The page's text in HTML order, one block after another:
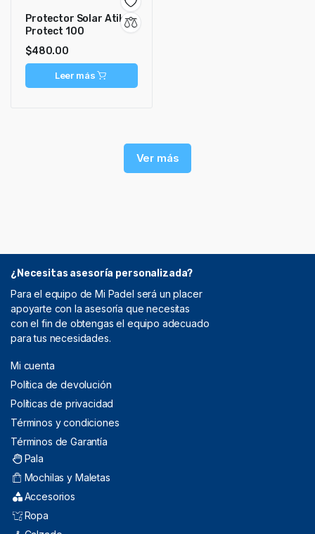
Protector Solar Atika
Protect 100
$480.00
Leer más
Ver más
¿Necesitas asesoría personalizada?
Para el equipo de Mi Padel será un placer
apoyarte con la asesoría que necesitas
con el fin de obtengas el equipo adecuado
para tus necesidades.
Mi cuenta
Política de devolución
Políticas de privacidad
Términos y condiciones
Términos de Garantía
Pala
Mochilas y Maletas
Accesorios
Ropa